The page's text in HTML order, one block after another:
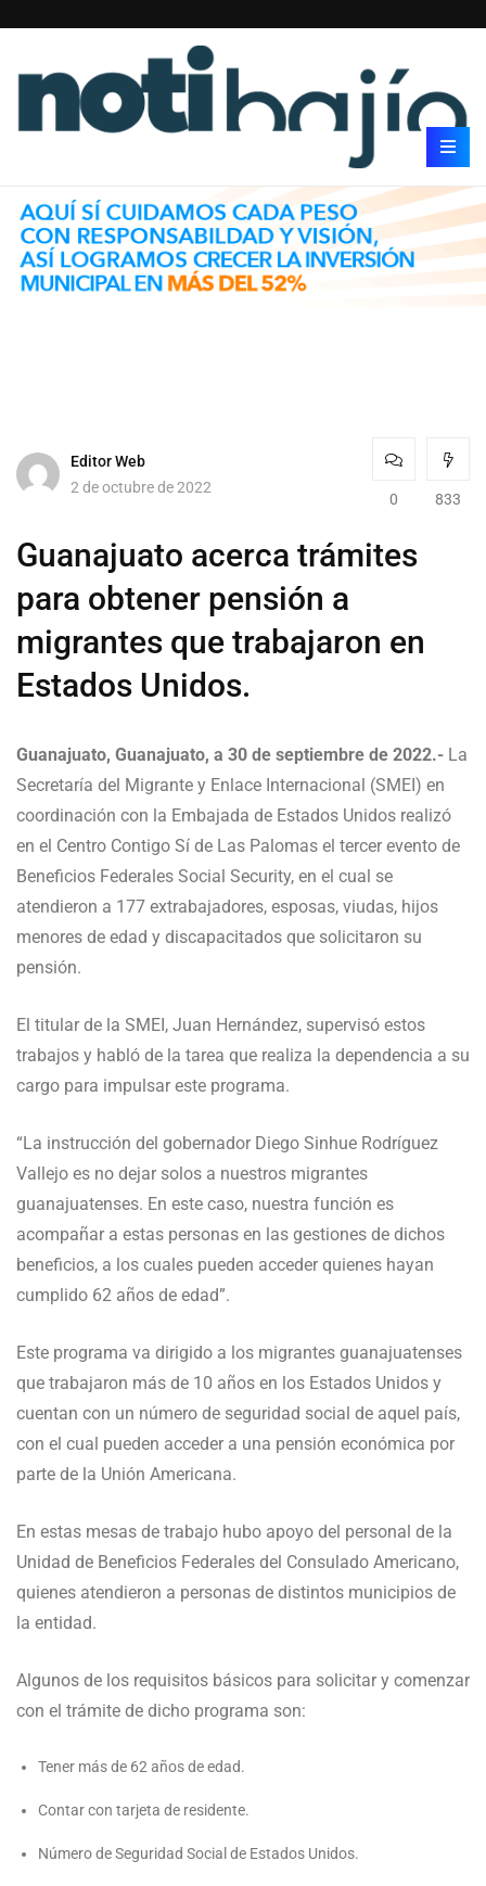
Editor Web
2 de octubre de 2022
0 833
Guanajuato acerca trámites
para obtener pensión a
migrantes que trabajaron en
Estados Unidos.
Guanajuato, Guanajuato, a 30 de septiembre de 2022.- La
Secretaría del Migrante y Enlace Internacional (SMEI) en
coordinación con la Embajada de Estados Unidos realizó
en el Centro Contigo Sí de Las Palomas el tercer evento de
Beneficios Federales Social Security, en el cual se
atendieron a 177 extrabajadores, esposas, viudas, hijos
menores de edad y discapacitados que solicitaron su
pensión.
El titular de la SMEI, Juan Hernández, supervisó estos
trabajos y habló de la tarea que realiza la dependencia a su
cargo para impulsar este programa.
“La instrucción del gobernador Diego Sinhue Rodríguez
Vallejo es no dejar solos a nuestros migrantes
guanajuatenses. En este caso, nuestra función es
acompañar a estas personas en las gestiones de dichos
beneficios, a los cuales pueden acceder quienes hayan
cumplido 62 años de edad”.
Este programa va dirigido a los migrantes guanajuatenses
que trabajaron más de 10 años en los Estados Unidos y
cuentan con un número de seguridad social de aquel país,
con el cual pueden acceder a una pensión económica por
parte de la Unión Americana.
En estas mesas de trabajo hubo apoyo del personal de la
Unidad de Beneficios Federales del Consulado Americano,
quienes atendieron a personas de distintos municipios de
la entidad.
Algunos de los requisitos básicos para solicitar y comenzar
con el trámite de dicho programa son:
Tener más de 62 años de edad.
Contar con tarjeta de residente.
Número de Seguridad Social de Estados Unidos.